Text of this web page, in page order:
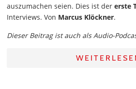
auszumachen seien. Dies ist der erste
Interviews. Von Marcus Klöckner.
Dieser Beitrag ist auch als Audio-